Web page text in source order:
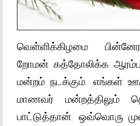
வெள்ளிக்கிழமை
றோமன் கத்தோலிக்க
மன்றம் நடக்கும். எங்கள்
மாணவர் மன்றத்திலும்
பாட்டுத்தான். ஒவ்வொரு